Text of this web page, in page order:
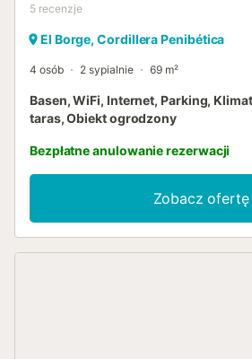
5 recenzje
El Borge, Cordillera Penibética
4 osób 2 sypialnie 69 m²
Basen, WiFi, Internet, Parking,
taras, Obiekt ogrodzony
Bezpłatne anulowanie rezerwacji
Zobacz ofertę